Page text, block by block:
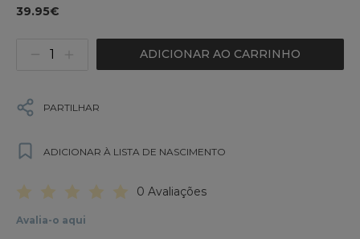
39.95€
ADICIONAR AO CARRINHO
PARTILHAR
ADICIONAR À LISTA DE NASCIMENTO
0 Avaliações
Avalia-o aqui